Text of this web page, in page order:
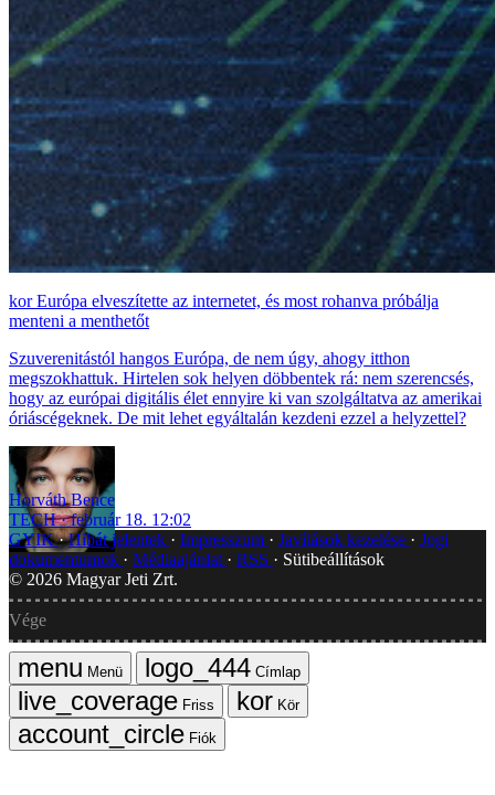
Európa elveszítette az internetet, és most rohanva próbálja
menteni a menthetőt
Szuverenitástól hangos Európa, de nem úgy, ahogy itthon
megszokhattuk. Hirtelen sok helyen döbbentek rá: nem szerencsés,
hogy az európai digitális élet ennyire ki van szolgáltatva az amerikai
óriáscégeknek. De mit lehet egyáltalán kezdeni ezzel a helyzettel?
Horváth Bence
TECH
február 18. 12:02
GYIK Hibát jelentek Impresszum Javítások kezelése
Jogi
dokumentumok
Médiaajánlat RSS
Sütibeállítások
© 2026 Magyar Jeti Zrt.
Vége
Menü
Címlap
Friss
Kör
Fiók